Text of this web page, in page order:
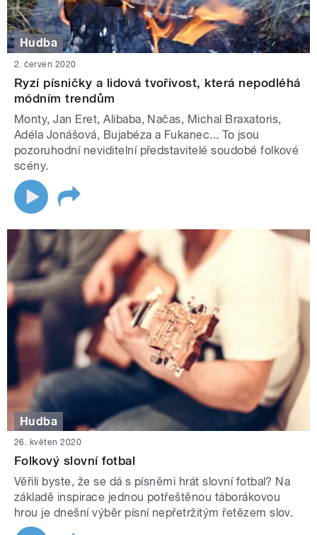
Hudba
2. červen 2020
Ryzí písničky a lidová tvořivost, která nepodléhá
módním trendům
Monty, Jan Eret, Alibaba, Načas, Michal Braxatoris,
Adéla Jonášová, Bujabéza a Fukanec... To jsou
pozoruhodní neviditelní představitelé soudobé folkové
scény.
Hudba
26. květen 2020
Folkový slovní fotbal
Věřili byste, že se dá s písněmi hrát slovní fotbal? Na
základě inspirace jednou potřeštěnou táborákovou
hrou je dnešní výběr písní nepřetržitým řetězem slov.